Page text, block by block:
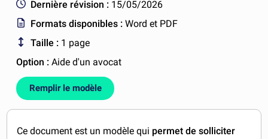
FAQ
MON COMPTE
Dernière révision : 15/05/2026
Formats disponibles :Word et PDF
Taille : 1 page
Option :Aide d'un avocat
Remplir le modèle
Ce document est un modèle qui permet de solliciter